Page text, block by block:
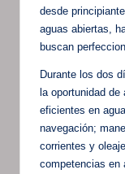
desde
aguas abiertas,
buscan
Durante los dos
la oportunidad
eficientes en
navegación;
corrientes y
competencias en